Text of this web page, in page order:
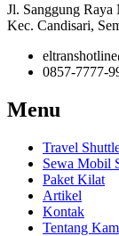
Jl. Sanggung Raya
Kec. Candisari,
0857-7777-
Menu
Travel
Sewa Mobil
Paket Kilat
Artikel
Kontak
Tentang